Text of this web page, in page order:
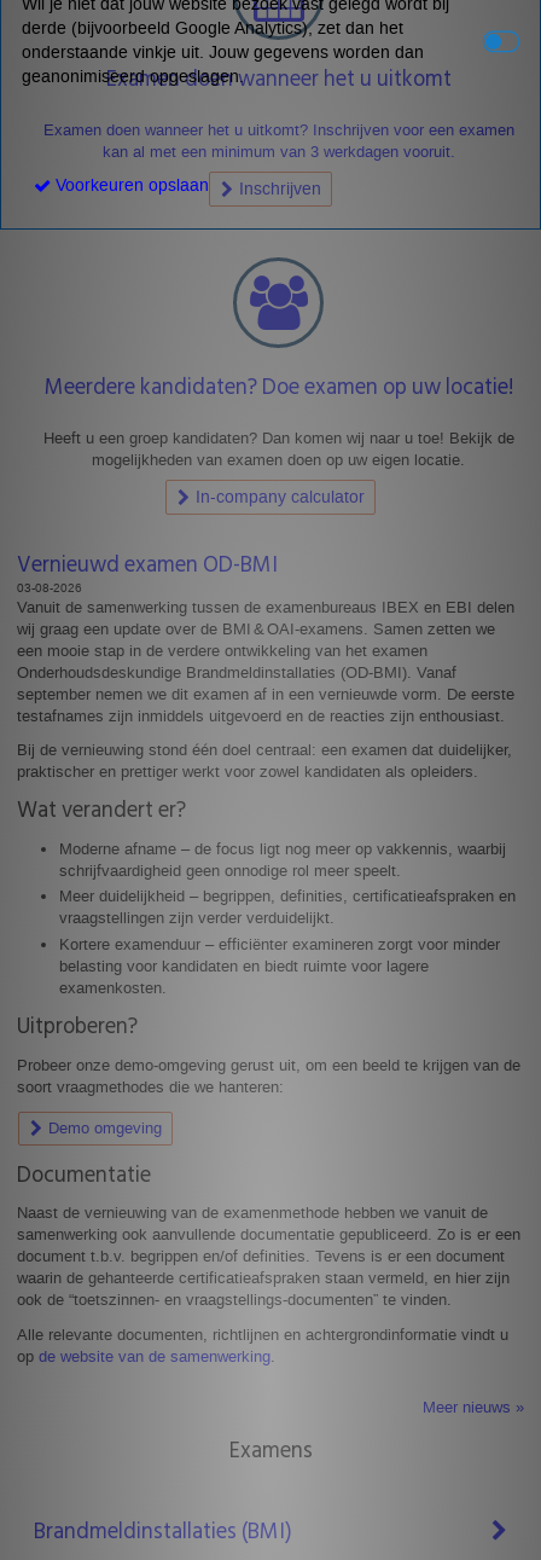
Examen doen wanneer het u uitkomt
Examen doen wanneer het u uitkomt? Inschrijven voor een examen
kan al met een minimum van 3 werkdagen vooruit.
Inschrijven
Meerdere kandidaten? Doe examen op uw locatie!
Heeft u een groep kandidaten? Dan komen wij naar u toe! Bekijk de
mogelijkheden van examen doen op uw eigen locatie.
In-company calculator
Vernieuwd examen OD-BMI
03-08-2026
Vanuit de samenwerking tussen de examenbureaus IBEX en EBI delen
wij graag een update over de BMI & OAI‑examens. Samen zetten we
een mooie stap in de verdere ontwikkeling van het examen
Onderhoudsdeskundige Brandmeldinstallaties (OD‑BMI). Vanaf
september nemen we dit examen af in een vernieuwde vorm. De eerste
testafnames zijn inmiddels uitgevoerd en de reacties zijn enthousiast.
Bij de vernieuwing stond één doel centraal: een examen dat duidelijker,
praktischer en prettiger werkt voor zowel kandidaten als opleiders.
Wat verandert er?
Moderne afname – de focus ligt nog meer op vakkennis, waarbij
schrijfvaardigheid geen onnodige rol meer speelt.
Meer duidelijkheid – begrippen, definities, certificatieafspraken en
vraagstellingen zijn verder verduidelijkt.
Kortere examenduur – efficiënter examineren zorgt voor minder
belasting voor kandidaten en biedt ruimte voor lagere
examenkosten.
Uitproberen?
Probeer onze demo‑omgeving gerust uit, om een beeld te krijgen van de
soort vraagmethodes die we hanteren:
Demo omgeving
Documentatie
Naast de vernieuwing van de examenmethode hebben we vanuit de
samenwerking ook aanvullende documentatie gepubliceerd. Zo is er een
document t.b.v. begrippen en/of definities. Tevens is er een document
waarin de gehanteerde certificatieafspraken staan vermeld, en hier zijn
ook de “toetszinnen‑ en vraagstellings‑documenten” te vinden.
Alle relevante documenten, richtlijnen en achtergrondinformatie vindt u
op de website van de samenwerking.
Meer nieuws »
Examens
Brandmeldinstallaties (BMI)
Wil je niet dat jouw website bezoek vast gelegd wordt bij
derde (bijvoorbeeld Google Analytics), zet dan het
onderstaande vinkje uit. Jouw gegevens worden dan
geanonimiseerd opgeslagen.
Voorkeuren opslaan